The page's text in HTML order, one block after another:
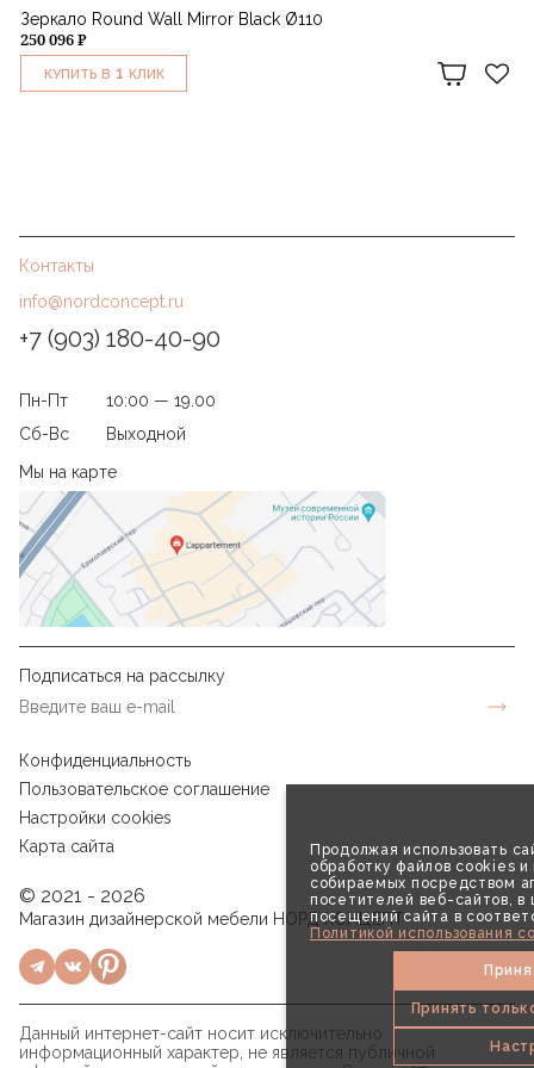
Продолжая использовать
обработку файлов cookies и
собираемых посредством
посетителей веб-сайтов, в
посещений сайта в
Политикой использования
Принять
Зеркало Round Wall Mirror Black Ø110
250 096 ₽
КУПИТЬ В 1 КЛИК
Контакты
info@nordconcept.ru
+7 (903) 180-40-90
Пн-Пт
10:00 — 19.00
Сб-Вс
Выходной
Мы на карте
Подписаться на рассылку
Конфиденциальность
Пользовательское соглашение
Настройки cookies
Карта сайта
© 2021 - 2026
Магазин дизайнерской мебели НОРД КОНЦЕПТ
Данный интернет-сайт носит исключительно
информационный характер, не является публичной